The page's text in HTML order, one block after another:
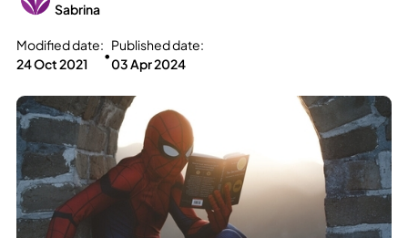
Sabrina
Modified date:
24 Oct 2021
•
Published date:
03 Apr 2024